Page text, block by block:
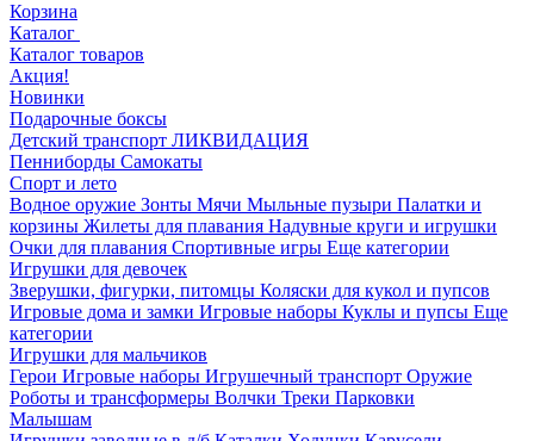
Корзина
Каталог
Каталог товаров
Акция!
Новинки
Подарочные боксы
Детский транспорт ЛИКВИДАЦИЯ
Пенниборды Самокаты
Спорт и лето
Водное оружие Зонты Мячи Мыльные пузыри Палатки и
корзины Жилеты для плавания Надувные круги и игрушки
Очки для плавания Спортивные игры Еще категории
Игрушки для девочек
Зверушки, фигурки, питомцы Коляски для кукол и пупсов
Игровые дома и замки Игровые наборы Куклы и пупсы Еще
категории
Игрушки для мальчиков
Герои Игровые наборы Игрушечный транспорт Оружие
Роботы и трансформеры Волчки Треки Парковки
Малышам